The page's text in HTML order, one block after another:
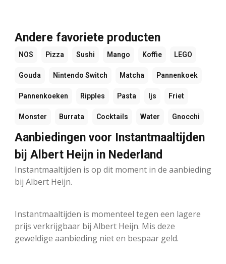
Andere favoriete producten
NOS Pizza Sushi Mango Koffie LEGO
Gouda Nintendo Switch Matcha Pannenkoek
Pannenkoeken Ripples Pasta Ijs Friet
Monster Burrata Cocktails Water Gnocchi
Aanbiedingen voor Instantmaaltijden
bij Albert Heijn in Nederland
Instantmaaltijden is op dit moment in de aanbieding
bij Albert Heijn.
Instantmaaltijden is momenteel tegen een lagere
prijs verkrijgbaar bij Albert Heijn. Mis deze
geweldige aanbieding niet en bespaar geld.